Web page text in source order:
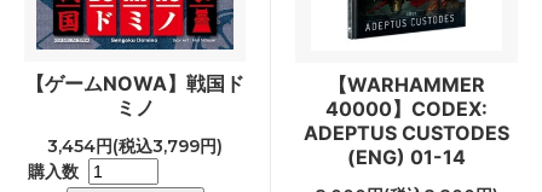
【ゲームNOWA】戦国ド
ミノ
3,454円(税込3,799円)
購入数
【WARHAMMER
40000】CODEX:
ADEPTUS CUSTODES
(ENG) 01-14